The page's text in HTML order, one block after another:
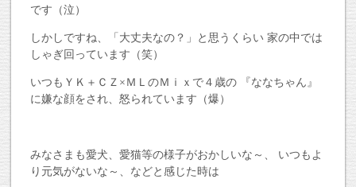
です（泣）
しかしですね、「大丈夫なの？」と思うくらい 家の中では
しゃぎ回っています（笑）
いつもＹＫ＋ＣＺ×ＭＬのＭｉｘで４歳の 『ななちゃん』
に嫌な顔をされ、怒られています（爆）
みなさまも愛犬、愛猫等の様子がおかしいな～、 いつもよ
り元気がないな～、などと感じた時は